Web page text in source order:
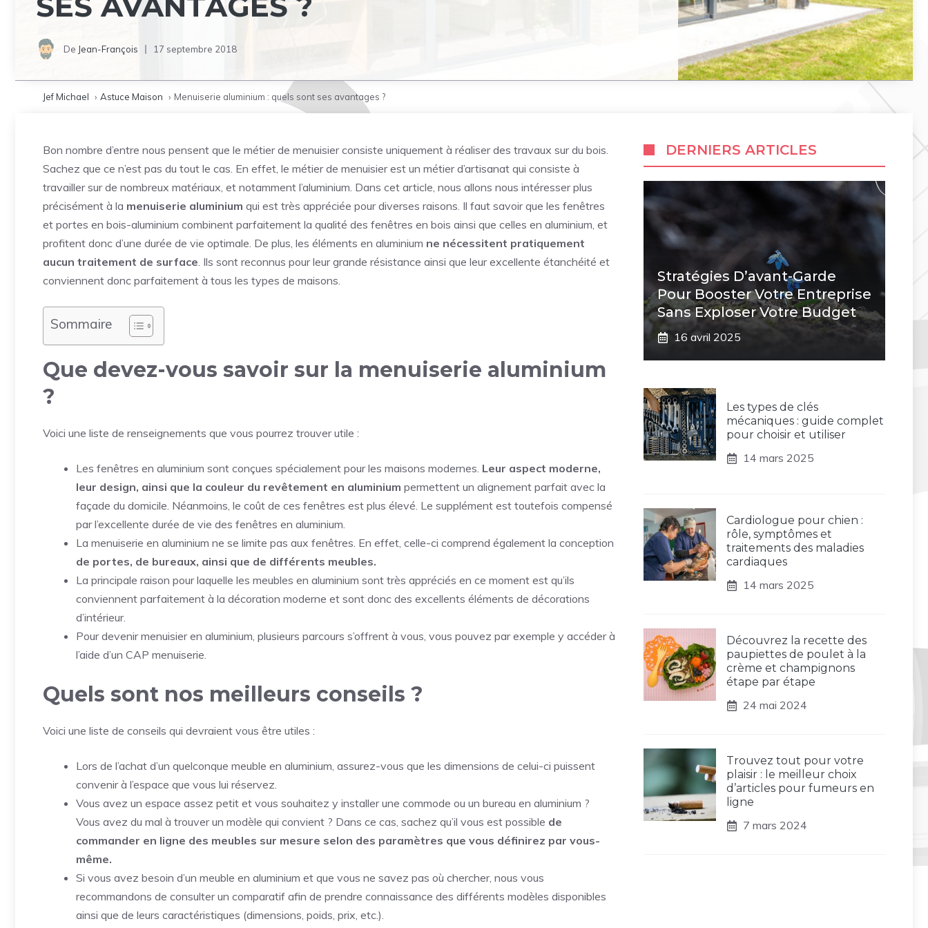
De Jean-François 17 septembre 2018
Jef Michael Astuce Maison Menuiserie aluminium : quels sont ses avantages ?
Bon nombre d’entre nous pensent que le métier de menuisier consiste uniquement à réaliser des travaux sur du bois.
Sachez que ce n’est pas du tout le cas. En effet, le métier de menuisier est un métier d’artisanat qui consiste à
travailler sur de nombreux matériaux, et notamment l’aluminium. Dans cet article, nous allons nous intéresser plus
précisément à la menuiserie aluminium qui est très appréciée pour diverses raisons. Il faut savoir que les fenêtres
et portes en bois-aluminium combinent parfaitement la qualité des fenêtres en bois ainsi que celles en aluminium, et
profitent donc d’une durée de vie optimale. De plus, les éléments en aluminium ne nécessitent pratiquement
aucun traitement de surface. Ils sont reconnus pour leur grande résistance ainsi que leur excellente étanchéité et
conviennent donc parfaitement à tous les types de maisons.
Sommaire
Que devez-vous savoir sur la menuiserie aluminium
?
Voici une liste de renseignements que vous pourrez trouver utile :
Les fenêtres en aluminium sont conçues spécialement pour les maisons modernes. Leur aspect moderne,
leur design, ainsi que la couleur du revêtement en aluminium permettent un alignement parfait avec la
façade du domicile. Néanmoins, le coût de ces fenêtres est plus élevé. Le supplément est toutefois compensé
par l’excellente durée de vie des fenêtres en aluminium.
La menuiserie en aluminium ne se limite pas aux fenêtres. En effet, celle-ci comprend également la conception
de portes, de bureaux, ainsi que de différents meubles.
La principale raison pour laquelle les meubles en aluminium sont très appréciés en ce moment est qu’ils
conviennent parfaitement à la décoration moderne et sont donc des excellents éléments de décorations
d’intérieur.
Pour devenir menuisier en aluminium, plusieurs parcours s’offrent à vous, vous pouvez par exemple y accéder à
l’aide d’un CAP menuiserie.
Quels sont nos meilleurs conseils ?
Voici une liste de conseils qui devraient vous être utiles :
Lors de l’achat d’un quelconque meuble en aluminium, assurez-vous que les dimensions de celui-ci puissent
convenir à l’espace que vous lui réservez.
Vous avez un espace assez petit et vous souhaitez y installer une commode ou un bureau en aluminium ?
Vous avez du mal à trouver un modèle qui convient ? Dans ce cas, sachez qu’il vous est possible de
commander en ligne des meubles sur mesure selon des paramètres que vous définirez par vous-
même.
Si vous avez besoin d’un meuble en aluminium et que vous ne savez pas où chercher, nous vous
recommandons de consulter un comparatif afin de prendre connaissance des différents modèles disponibles
ainsi que de leurs caractéristiques (dimensions, poids, prix, etc.).
DERNIERS ARTICLES
Stratégies D’avant-Garde
Pour Booster Votre Entreprise
Sans Exploser Votre Budget
16 avril 2025
Les types de clés
mécaniques : guide complet
pour choisir et utiliser
14 mars 2025
Cardiologue pour chien :
rôle, symptômes et
traitements des maladies
cardiaques
14 mars 2025
Découvrez la recette des
paupiettes de poulet à la
crème et champignons
étape par étape
24 mai 2024
Trouvez tout pour votre
plaisir : le meilleur choix
d’articles pour fumeurs en
ligne
7 mars 2024